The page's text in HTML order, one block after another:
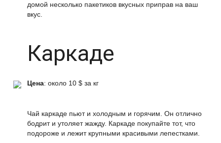
домой несколько пакетиков вкусных приправ на ваш
вкус.
Каркаде
Цена: около 10 $ за кг
Чай каркаде пьют и холодным и горячим. Он отлично
бодрит и утоляет жажду. Каркаде покупайте тот, что
подороже и лежит крупными красивыми лепестками.